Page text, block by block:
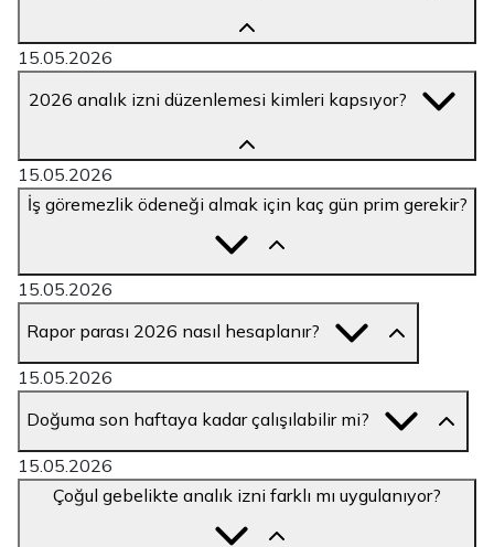
15.05.2026
2026 analık izni düzenlemesi kimleri kapsıyor?
15.05.2026
İş göremezlik ödeneği almak için kaç gün prim gerekir?
15.05.2026
Rapor parası 2026 nasıl hesaplanır?
15.05.2026
Doğuma son haftaya kadar çalışılabilir mi?
15.05.2026
Çoğul gebelikte analık izni farklı mı uygulanıyor?